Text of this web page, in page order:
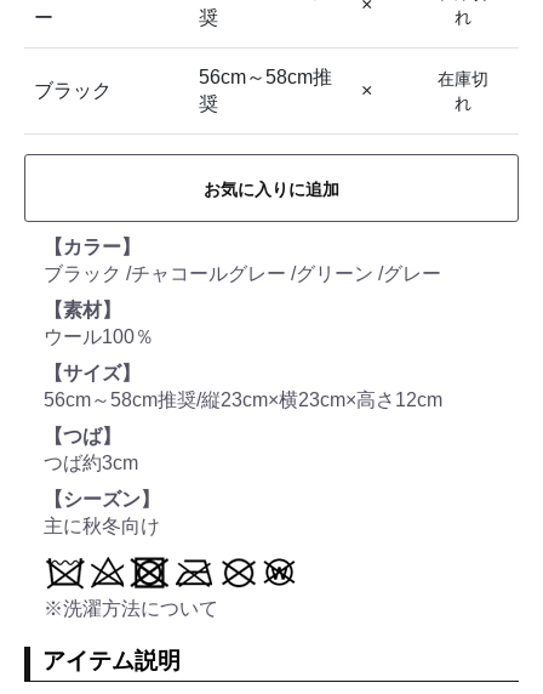
ー
奨
れ
ブラック
56cm～58cm推
奨
×
在庫切
れ
お気に入りに追加
【カラー】
ブラック /チャコールグレー /グリーン /グレー
【素材】
ウール100％
【サイズ】
56cm～58cm推奨/縦23cm×横23cm×高さ12cm
【つば】
つば約3cm
【シーズン】
主に秋冬向け
※洗濯方法について
アイテム説明